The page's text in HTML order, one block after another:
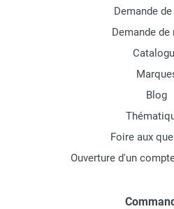
Demande
Demande de
Blog
Foire aux
Ouverture d'un